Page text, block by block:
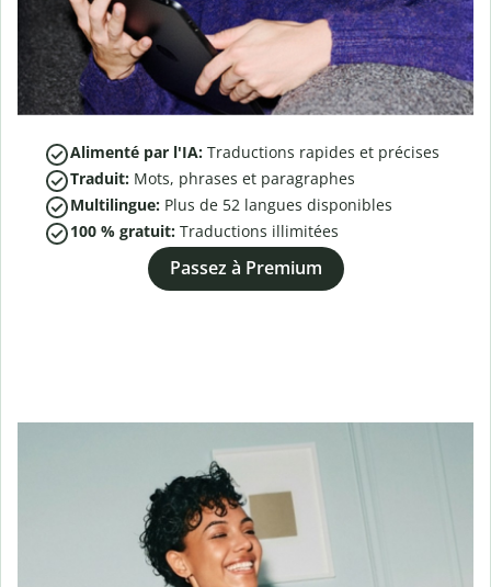
Alimenté par l'IA: Traductions rapides et précises
Traduit: Mots, phrases et paragraphes
Multilingue: Plus de 52 langues disponibles
100 % gratuit: Traductions illimitées
Passez à Premium